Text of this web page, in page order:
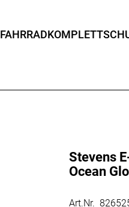
Stevens
Ocean
Art.Nr.